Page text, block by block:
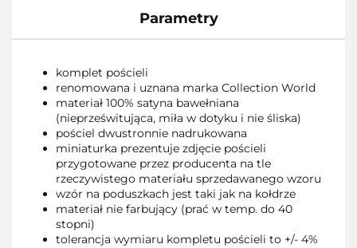
Parametry
komplet pościeli
renomowana i uznana marka Collection World
materiał 100% satyna bawełniana
(nieprześwitująca, miła w dotyku i nie śliska)
pościel dwustronnie nadrukowana
miniaturka prezentuje zdjęcie pościeli
przygotowane przez producenta na tle
rzeczywistego materiału sprzedawanego wzoru
wzór na poduszkach jest taki jak na kołdrze
materiał nie farbujący (prać w temp. do 40
stopni)
tolerancja wymiaru kompletu pościeli to +/- 4%